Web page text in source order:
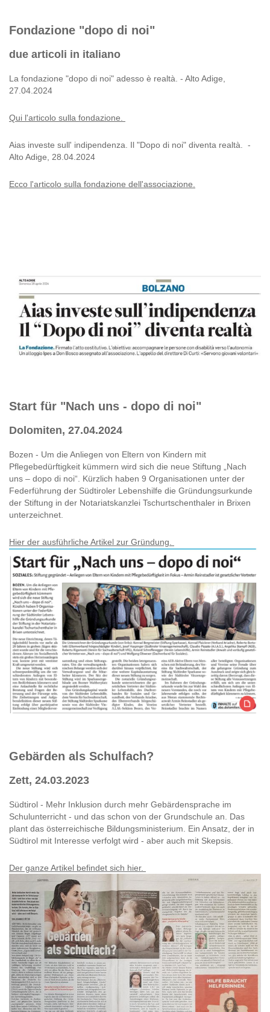
Fondazione "dopo di noi"
due articoli in italiano
La fondazione "dopo di noi" adesso è realtà. - Alto Adige,
27.04.2024
Qui l'articolo sulla fondazione.
Aias investe sull' indipendenza. Il "Dopo di noi" diventa realtà. -
Alto Adige, 28.04.2024
Ecco l'articolo sulla fondazione dell'associazione.
Start für "Nach uns - dopo di noi"
Dolomiten, 27.04.2024
Bozen - Um die Anliegen von Eltern von Kindern mit
Pflegebedürftigkeit kümmern wird sich die neue Stiftung „Nach
uns – dopo di noi“. Kürzlich haben 9 Organisationen unter der
Federführung der Südtiroler Lebenshilfe die Gründungsurkunde
der Stiftung in der Notariatskanzlei Tschurtschenthaler in Brixen
unterzeichnet.
Hier der ausführliche Artikel zur Gründung.
Gebärden als Schulfach?
Zett, 24.03.2023
Südtirol - Mehr Inklusion durch mehr Gebärdensprache im
Schulunterricht - und das schon von der Grundschule an. Das
plant das österreichische Bildungsministerium. Ein Ansatz, der in
Südtirol mit Interesse verfolgt wird - aber auch mit Skepsis.
Der ganze Artikel befindet sich hier.